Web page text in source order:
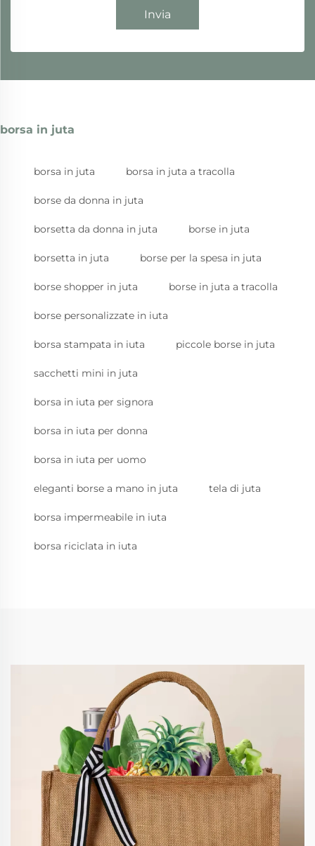
Invia
borsa in juta
borsa in juta borsa in juta a tracolla
borse da donna in juta
borsetta da donna in juta borse in juta
borsetta in juta borse per la spesa in juta
borse shopper in juta borse in juta a tracolla
borse personalizzate in iuta
borsa stampata in iuta piccole borse in juta
sacchetti mini in juta
borsa in iuta per signora
borsa in iuta per donna
borsa in iuta per uomo
eleganti borse a mano in juta tela di juta
borsa impermeabile in iuta
borsa riciclata in iuta